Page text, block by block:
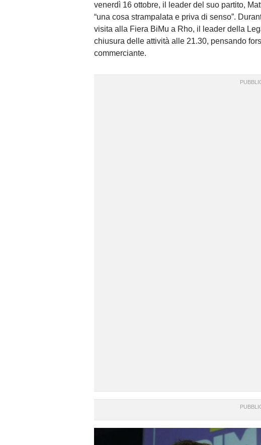
venerdì 16 ottobre, il leader del suo partito,
“una cosa strampalata e priva di senso”.
visita alla Fiera BiMu a Rho, il leader della
chiusura delle attività alle 21.30, pensando
commerciante.